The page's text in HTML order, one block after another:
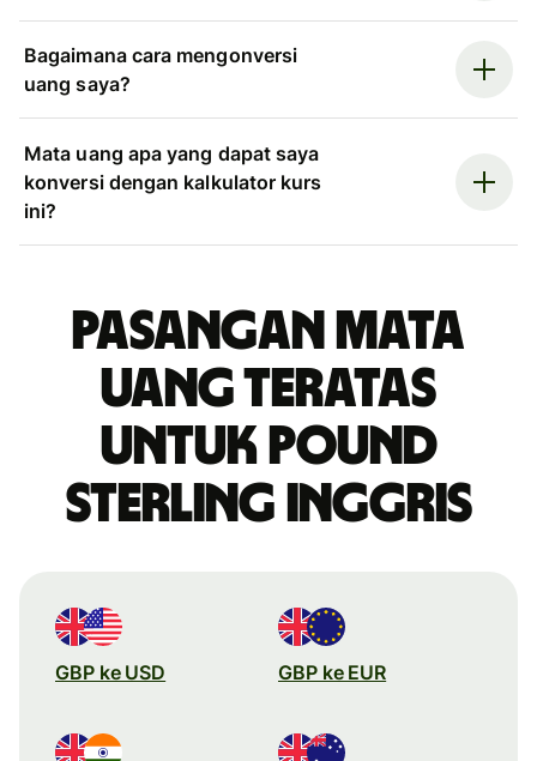
Bagaimana cara mengonversi
uang saya?
Mata uang apa yang dapat saya
konversi dengan kalkulator kurs
ini?
Pasangan mata
uang teratas
untuk pound
sterling Inggris
GBP ke USD GBP ke EUR